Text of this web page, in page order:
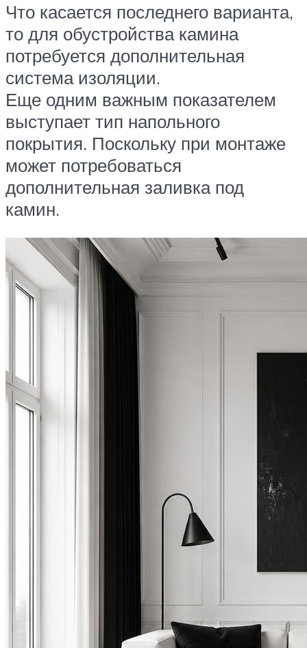
Что касается последнего варианта,
то для обустройства камина
потребуется дополнительная
система изоляции.
Еще одним важным показателем
выступает тип напольного
покрытия. Поскольку при монтаже
может потребоваться
дополнительная заливка под
камин.